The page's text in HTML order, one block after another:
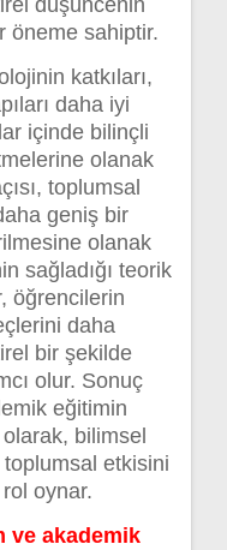
düşüncenin
öneme sahiptir.
katkıları,
daha iyi
içinde bilinçli
olanak
toplumsal
geniş bir
olanak
sağladığı teorik
öğrencilerin
daha
bir şekilde
olur. Sonuç
eğitimin
bilimsel
toplumsal etkisini
oynar.
ve akademik